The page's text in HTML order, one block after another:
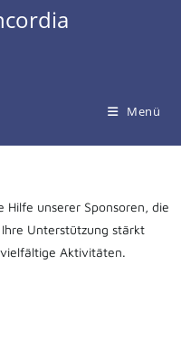
Menü
Hilfe unserer Sponsoren, die
Unterstützung stärkt
Aktivitäten.